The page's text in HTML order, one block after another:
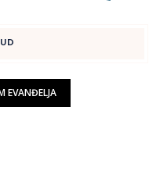
EVANĐELJA